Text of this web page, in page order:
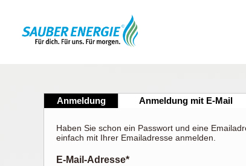
Anmeldung Anmeldung mit E-Mail
Haben Sie schon ein Passwort und eine
einfach mit Ihrer Emailadresse anmelden.
E-Mail-Adresse*